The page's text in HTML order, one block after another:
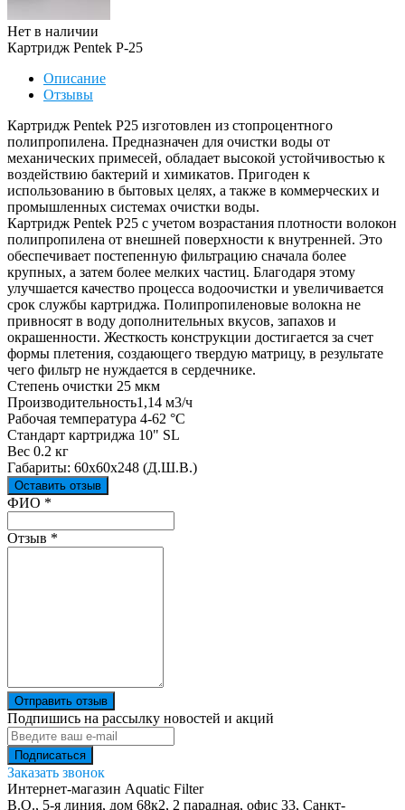
Нет в наличии
Картридж Pentek P-25
Описание
Отзывы
Картридж Pentek P25 изготовлен из стопроцентного
полипропилена. Предназначен для очистки воды от
механических примесей, обладает высокой устойчивостью к
воздействию бактерий и химикатов. Пригоден к
использованию в бытовых целях, а также в коммерческих и
промышленных системах очистки воды.
Картридж Pentek P25 с учетом возрастания плотности волокон
полипропилена от внешней поверхности к внутренней. Это
обеспечивает постепенную фильтрацию сначала более
крупных, а затем более мелких частиц. Благодаря этому
улучшается качество процесса водоочистки и увеличивается
срок службы картриджа. Полипропиленовые волокна не
привносят в воду дополнительных вкусов, запахов и
окрашенности. Жесткость конструкции достигается за счет
формы плетения, создающего твердую матрицу, в результате
чего фильтр не нуждается в сердечнике.
Степень очистки 25 мкм
Производительность1,14 м3/ч
Рабочая температура 4-62 °С
Стандарт картриджа 10" SL
Вес 0.2 кг
Габариты: 60х60х248 (Д.Ш.В.)
Оставить отзыв
Ваш отзыв был отправлен!
ФИО *
Отзыв *
Отправить отзыв
Подпишись на рассылку новостей и акций
Заказать звонок
Интернет-магазин Aquatic Filter
В.О., 5-я линия, дом 68к2, 2 парадная, офис 33, Санкт-